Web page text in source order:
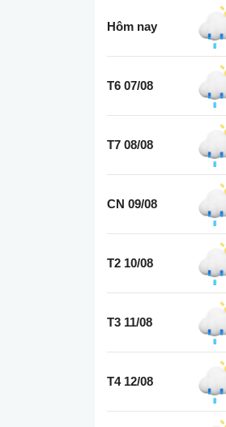
Hôm nay
T6 07/08
T7 08/08
CN 09/08
T2 10/08
T3 11/08
T4 12/08